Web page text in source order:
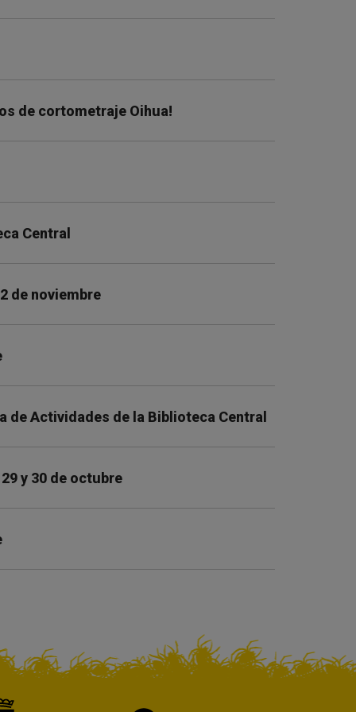
de cortometraje Oihua!
Central
de noviembre
Actividades de la Biblioteca Central
y 30 de octubre